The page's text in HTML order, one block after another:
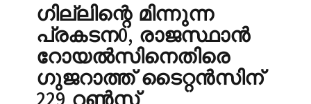
ഗില്ലിന്റെ മിന്നുന്ന
പ്രകടന0, രാജസ്ഥാൻ
റോയൽസിനെതിരെ
ഗുജറാത്ത് ടൈറ്റൻസിന്
229 റൺസ്